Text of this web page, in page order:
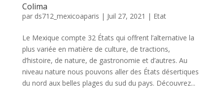
Colima
par ds712_mexicoaparis | Juil 27, 2021 | Etat
Le Mexique compte 32 États qui offrent l’alternative la
plus variée en matière de culture, de tractions,
d’histoire, de nature, de gastronomie et d’autres. Au
niveau nature nous pouvons aller des États désertiques
du nord aux belles plages du sud du pays. Découvrez...